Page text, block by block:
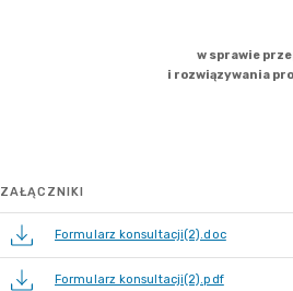
ZAŁĄCZNIKI
Formularz konsultacji(2).doc
Formularz konsultacji(2).pdf